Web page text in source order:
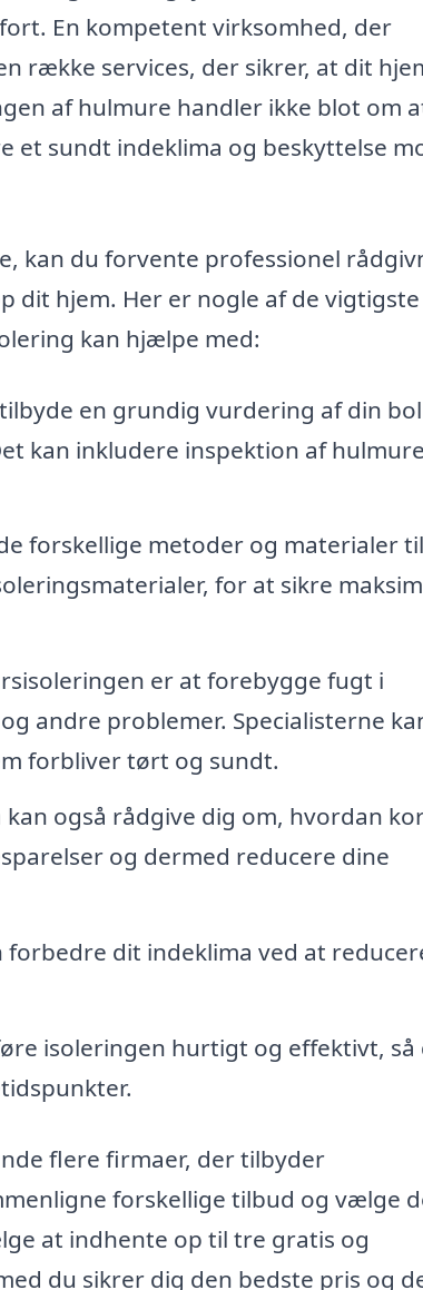
En kompetent virksomhed, der
række services, der sikrer, at dit
af hulmure handler ikke blot om
et sundt indeklima og beskyttelse
kan du forvente professionel
dit hjem. Her er nogle af de vigtigste
kan hjælpe med:
en grundig vurdering af din
kan inkludere inspektion af
forskellige metoder og materialer til
for at sikre
er at forebygge fugt i
andre problemer. Specialisterne
forbliver tørt og sundt.
kan også rådgive dig om, hvordan
og dermed reducere dine
forbedre dit indeklima ved at
isoleringen hurtigt og effektivt, så
flere firmaer, der tilbyder
forskellige tilbud og vælge
at indhente op til tre gratis og
du sikrer dig den bedste pris og